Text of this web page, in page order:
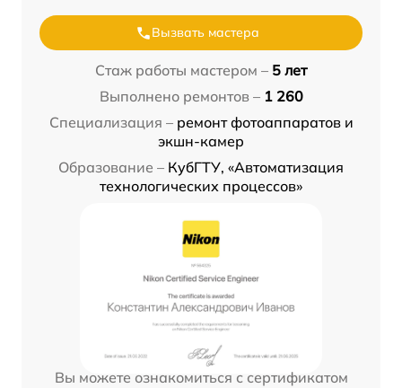
Вызвать мастера
Стаж работы мастером – 5 лет
Выполнено ремонтов – 1 260
Специализация – ремонт фотоаппаратов и
экшн-камер
Образование – КубГТУ, «Автоматизация
технологических процессов»
Вы можете ознакомиться с сертификатом